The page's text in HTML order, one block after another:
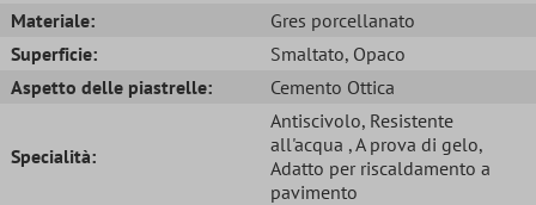
Materiale:
Gres porcellanato
Superficie:
Smaltato, Opaco
Aspetto delle piastrelle:
Cemento Ottica
Specialità:
Antiscivolo, Resistente
all'acqua , A prova di gelo,
Adatto per riscaldamento a
pavimento